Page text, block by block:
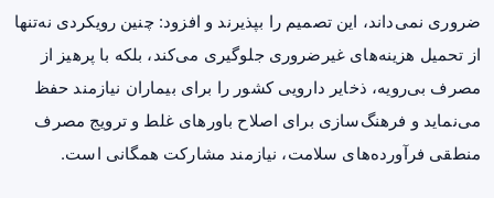
ضروری نمی‌داند، این تصمیم را بپذیرند و افزود: چنین رویکردی نه‌تنها
از تحمیل هزینه‌های غیرضروری جلوگیری می‌کند، بلکه با پرهیز از
مصرف بی‌رویه، ذخایر دارویی کشور را برای بیماران نیازمند حفظ
می‌نماید و فرهنگ‌سازی برای اصلاح باورهای غلط و ترویج مصرف
منطقی فرآورده‌های سلامت، نیازمند مشارکت همگانی است.